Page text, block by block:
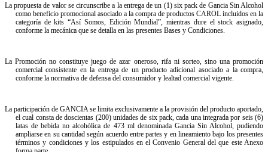
La propuesta de valor se circunscribe a la entrega de un (1) six pack de Gancia Sin Alcohol
como beneficio promocional asociado a la compra de productos CAROL incluidos en la
categoría de kits “Así Somos, Edición Mundial”, mientras dure el stock asignado,
conforme la mecánica que se detalla en las presentes Bases y Condiciones.
La Promoción no constituye juego de azar oneroso, rifa ni sorteo, sino una promoción
comercial consistente en la entrega de un producto adicional asociado a la compra,
conforme la normativa de defensa del consumidor y lealtad comercial vigente.
La participación de GANCIA se limita exclusivamente a la provisión del producto aportado,
el cual consta de doscientas (200) unidades de six pack, cada una integrada por seis (6)
latas de bebida no alcohólica de 473 ml denominada Gancia Sin Alcohol, pudiendo
ampliarse en su cantidad según acuerdo entre partes y en lineamiento bajo los presentes
términos y condiciones y los estipulados en el Convenio General del que este Anexo